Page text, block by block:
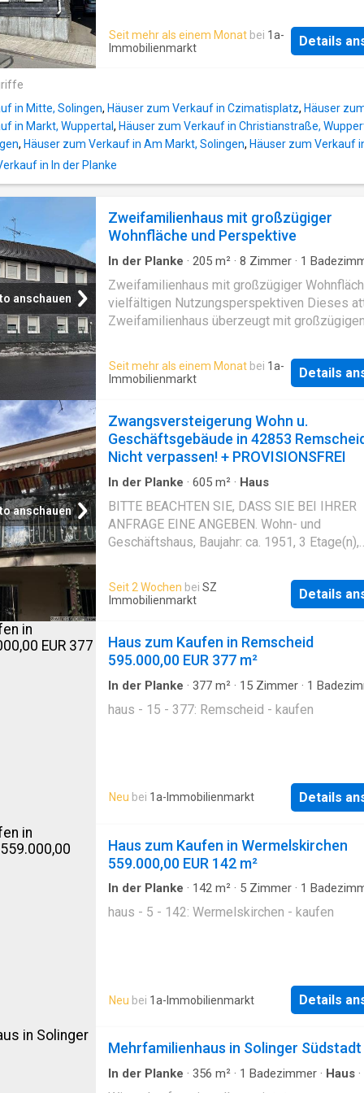
Seit mehr als einem Monat bei 1a-
Immobilienmarkt
Details
in Mitte, Solingen, Häuser zum Verkauf in Czimatisplatz, Häuser
in Markt, Wuppertal , Häuser zum Verkauf in Christianstraße,
, Häuser zum Verkauf in Am Markt, Solingen, Häuser zum Verkauf
in In der Planke
anschauen
Zweifamilienhaus mit großzügiger
Wohnfläche und Perspektive
In der Planke · 205 m² · 8 Zimmer · 1
Zweifamilienhaus mit großzügiger
vielfältigen Nutzungsperspektiven Dieses
Zweifamilienhaus überzeugt mit
Nutzungsmöglichkeiten und einem
Wohncharakter. Mit einer Wohnfläche von ca.
auf einem 312 m² großen Grundstück bietet
Mehrgenerationenwohnen oder auch die
Kombination aus Eigennutzung und
ausgebaute Dachgeschoss umfasst weitere
welches jedoch baurechtlich nicht
Dies kann mit hoher Wahrscheinlichkeit
genehmigt werden. Die Immobilie vereint
großzügiges Wohnen mit einer angenehmen
Wohnatmosphäre und überzeugt durch ihren
Hauses erfolgte im Jahr 1991 und schafft
zusätzlichen, komfortablen Wohnraum mit
Seit mehr als einem Monat bei 1a-
Immobilienmarkt
Details
anschauen
Zwangsversteigerung Wohn u.
Geschäftsgebäude in 42853
Nicht verpassen! + PROVISIONSFREI
In der Planke · 605 m² · Haus
BITTE BEACHTEN SIE, DASS SIE BEI IHRER
ANFRAGE EINE ANGEBEN. Wohn- und
Geschäftshaus, Baujahr: ca. 1951, 3 Etage(n),
Nutzfläche: 222m², vollunterkellert, Die
Veröffentlichung erfolgt im Auftrag des mit
Vermarktung beauftragten Maklers. Die
Objekt erhalten Sie kostenlos das
Exposé/Gutachten
Seit 2 Wochen bei SZ
Immobilienmarkt
Details
Haus zum Kaufen in Remscheid
595.000,00 EUR 377 m²
In der Planke · 377 m² · 15 Zimmer · 1
haus - 15 - 377: Remscheid - kaufen
Neu bei 1a-Immobilienmarkt Details
Haus zum Kaufen in Wermelskirchen
559.000,00 EUR 142 m²
In der Planke · 142 m² · 5 Zimmer · 1
haus - 5 - 142: Wermelskirchen - kaufen
Neu bei 1a-Immobilienmarkt Details
Mehrfamilienhaus in Solinger Südstadt
In der Planke · 356 m² · 1 Badezimmer · Haus ·